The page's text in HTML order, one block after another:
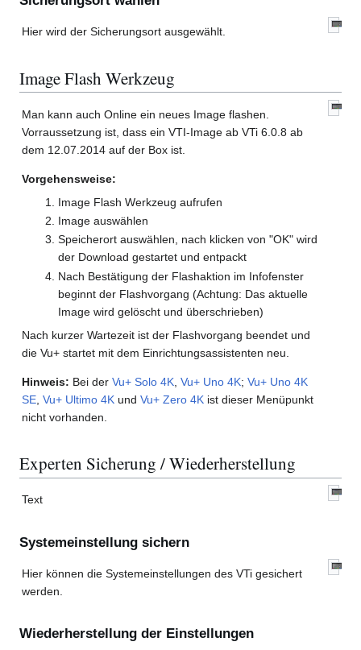
Hier wird der Sicherungsort ausgewählt.
Image Flash Werkzeug
Man kann auch Online ein neues Image flashen.
Vorraussetzung ist, dass ein VTI-Image ab VTi 6.0.8 ab
dem 12.07.2014 auf der Box ist.
Vorgehensweise:
Image Flash Werkzeug aufrufen
Image auswählen
Speicherort auswählen, nach klicken von "OK" wird
der Download gestartet und entpackt
Nach Bestätigung der Flashaktion im Infofenster
beginnt der Flashvorgang (Achtung: Das aktuelle
Image wird gelöscht und überschrieben)
Nach kurzer Wartezeit ist der Flashvorgang beendet und
die Vu+ startet mit dem Einrichtungsassistenten neu.
Hinweis: Bei der Vu+ Solo 4K Vu+ Uno 4K; Vu+ Uno 4K
SE Vu+ Ultimo 4K und Vu+ Zero 4K ist dieser Menüpunkt
nicht vorhanden.
Experten Sicherung / Wiederherstellung
Text
Systemeinstellung sichern
Hier können die Systemeinstellungen des VTi gesichert
werden.
Wiederherstellung der Einstellungen